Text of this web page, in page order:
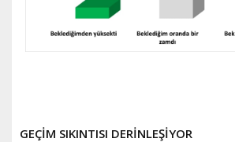
GEÇİM SIKINTISI DERİNLEŞİYOR